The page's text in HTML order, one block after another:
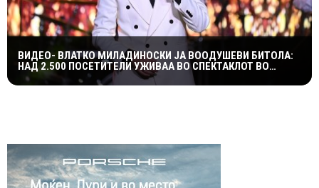
ВИДЕО- ВЛАТКО МИЛАДИНОСКИ ЈА ВООДУШЕВИ БИТОЛА:
НАД 2.500 ПОСЕТИТЕЛИ УЖИВАА ВО СПЕКТАКЛОТ ВО
ХЕРАКЛЕЈА